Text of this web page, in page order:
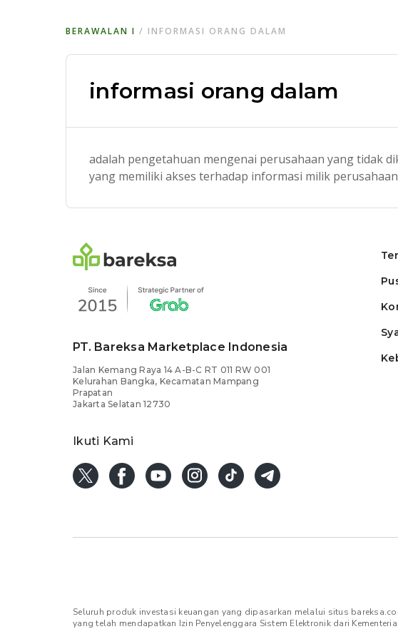
BERAWALAN I / INFORMASI ORANG DALAM
informasi orang dalam
adalah pengetahuan mengenai perusahaan yang tidak
yang memiliki akses terhadap informasi milik
PT. Bareksa Marketplace Indonesia
Jalan Kemang Raya 14 A-B-C RT 011 RW 001
Kelurahan Bangka, Kecamatan Mampang
Prapatan
Jakarta Selatan 12730
Ikuti Kami
Seluruh produk investasi keuangan yang dipasarkan melalui situs
yang telah mendapatkan Izin Penyelenggara Sistem Elektronik dari